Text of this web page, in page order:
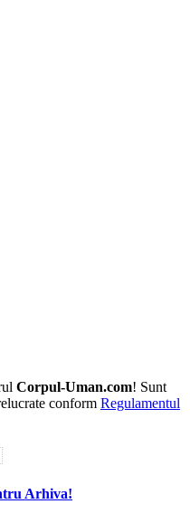
Corpul-Uman.com! Sunt
conform Regulamentul
Arhiva!